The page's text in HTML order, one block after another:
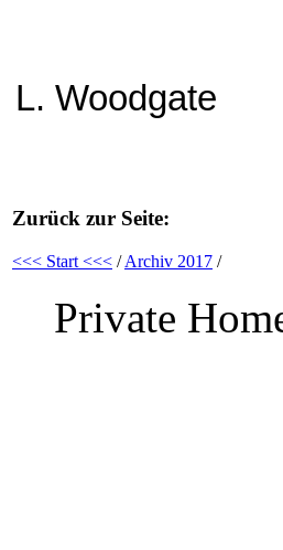
L. Woodgate
Zurück zur Seite:
<<< Start <<< /Archiv 2017 /
Private